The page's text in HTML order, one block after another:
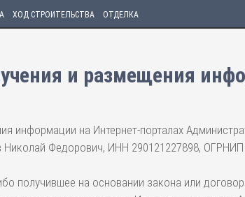
ХОД СТРОИТЕЛЬСТВА ОТДЕЛКА
и размещения
информации на Интернет-порталах
Федорович, ИНН 290121227898, ОГРНИП
на основании закона или